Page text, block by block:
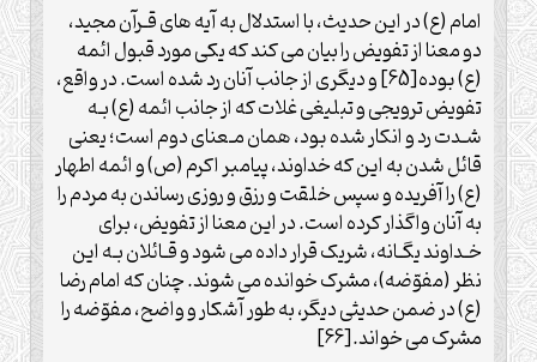
امام (ع) در این حدیث، با استدلال به آیه های قـرآن مجید،
دو معنا از تفویض را بیان می کند که یکی مورد قبول ائمه
(ع) بوده[65] و دیگری از جانب آنان رد شده است. در واقع،
تفویض ترویجی و تبلیغی غلات که از جانب ائمه (ع) بـه
شـدت رد و انکار شده بود، همان مـعنای دوم است؛ یعنی
قائل شدن به این که خداوند، پیامبر اکرم (ص) و ائمه اطهار
(ع) را آفریده و سپس خلقت و رزق و روزی رساندن به مردم را
به آنان واگذار کرده است. در این معنا از تفویض، برای
خـداوند یگـانه، شریک قرار داده می شود و قـائلان بـه این
نظر (مفوّضه)، مشرک خوانده می شوند. چنان که امام رضا
(ع) در ضمن حدیثی دیگر، به طور آشکار و واضح، مفوّضه را
مشرک می خواند.[66]